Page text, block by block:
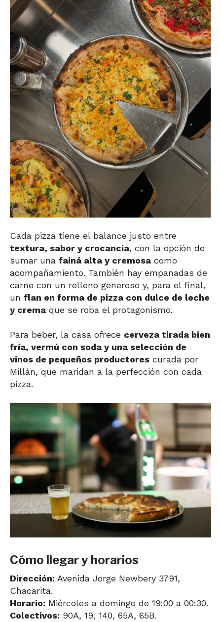
Cada pizza tiene el balance justo entre
textura, sabor y crocancia, con la opción de
sumar una fainá alta y cremosa como
acompañamiento. También hay empanadas de
carne con un relleno generoso y, para el final,
un flan en forma de pizza con dulce de leche
y crema que se roba el protagonismo.
Para beber, la casa ofrece cerveza tirada bien
fría, vermú con soda y una selección de
vinos de pequeños productores curada por
Millán, que maridan a la perfección con cada
pizza.
Cómo llegar y horarios
Dirección: Avenida Jorge Newbery 3791,
Chacarita.
Horario: Miércoles a domingo de 19:00 a 00:30.
Colectivos: 90A, 19, 140, 65A, 65B.